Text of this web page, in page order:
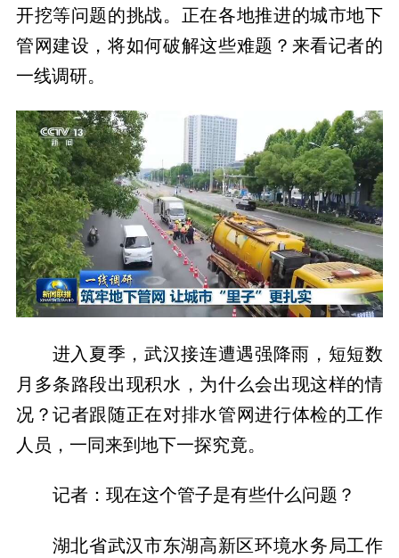
开挖等问题的挑战。正在各地推进的城市地下
管网建设，将如何破解这些难题？来看记者的
一线调研。
进入夏季，武汉接连遭遇强降雨，短短数
月多条路段出现积水，为什么会出现这样的情
况？记者跟随正在对排水管网进行体检的工作
人员，一同来到地下一探究竟。
记者：现在这个管子是有些什么问题？
湖北省武汉市东湖高新区环境水务局工作